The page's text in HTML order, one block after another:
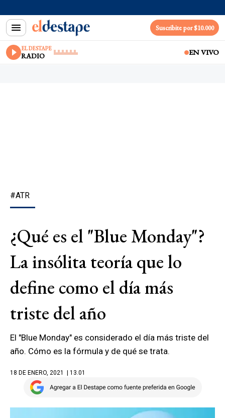
Suscribite por $10.000
EL DESTAPE
RADIO EN VIVO
#ATR
¿Qué es el "Blue Monday"?
La insólita teoría que lo
define como el día más
triste del año
El "Blue Monday" es considerado el día más triste del
año. Cómo es la fórmula y de qué se trata.
18 DE ENERO, 2021 | 13.01